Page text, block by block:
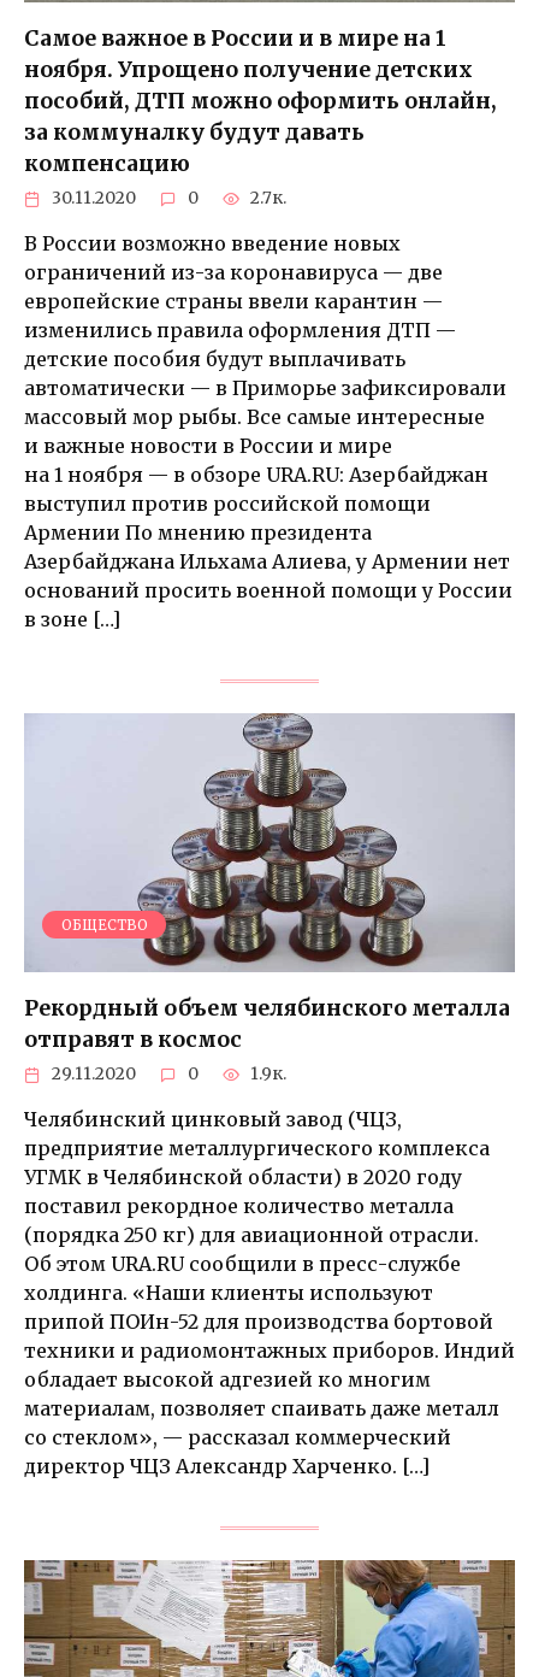
Самое важное в России и в мире на 1
ноября. Упрощено получение детских
пособий, ДТП можно оформить онлайн,
за коммуналку будут давать
компенсацию
30.11.2020 0 2.7к.
В России возможно введение новых
ограничений из-за коронавируса — две
европейские страны ввели карантин —
изменились правила оформления ДТП —
детские пособия будут выплачивать
автоматически — в Приморье зафиксировали
массовый мор рыбы. Все самые интересные
и важные новости в России и мире
на 1 ноября — в обзоре URA.RU: Азербайджан
выступил против российской помощи
Армении По мнению президента
Азербайджана Ильхама Алиева, у Армении нет
оснований просить военной помощи у России
в зоне […]
ОБЩЕСТВО
Рекордный объем челябинского металла
отправят в космос
29.11.2020 0 1.9к.
Челябинский цинковый завод (ЧЦЗ,
предприятие металлургического комплекса
УГМК в Челябинской области) в 2020 году
поставил рекордное количество металла
(порядка 250 кг) для авиационной отрасли.
Об этом URA.RU сообщили в пресс-службе
холдинга. «Наши клиенты используют
припой ПОИн-52 для производства бортовой
техники и радиомонтажных приборов. Индий
обладает высокой адгезией ко многим
материалам, позволяет спаивать даже металл
со стеклом», — рассказал коммерческий
директор ЧЦЗ Александр Харченко. […]